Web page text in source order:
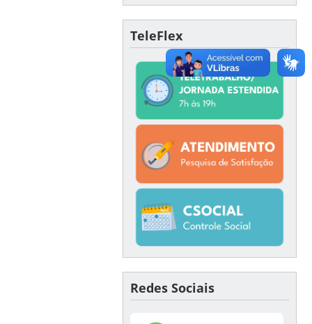
TeleFlex
Redes Sociais